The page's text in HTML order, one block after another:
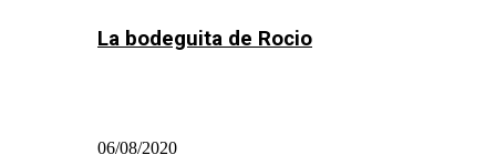
La bodeguita de Rocio
06/08/2020